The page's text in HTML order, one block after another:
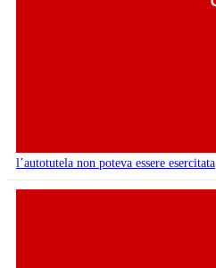
l’autotutela non poteva essere esercitata